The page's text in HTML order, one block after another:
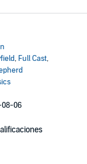
, Full Cast,
08-06